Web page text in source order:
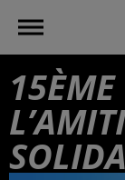
15ÈME